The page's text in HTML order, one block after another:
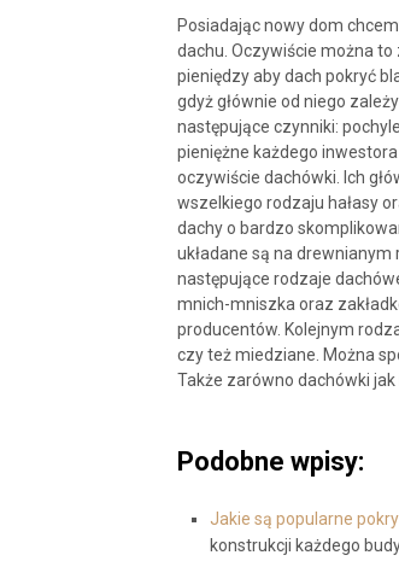
Posiadając nowy dom
dachu. Oczywiście można
pieniędzy aby dach pokryć
gdyż głównie od niego
następujące czynniki:
pieniężne każdego
oczywiście dachówki. Ich
wszelkiego rodzaju hałasy
dachy o bardzo
układane są na
następujące rodzaje
mnich-mniszka oraz
producentów. Kolejnym
czy też miedziane. Można
Także zarówno dachówki
Podobne wpisy:
Jakie są popularne
konstrukcji każdego